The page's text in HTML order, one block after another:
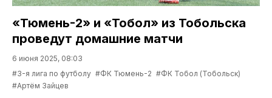
«Тюмень-2» и «Тобол» из Тобольска
проведут домашние матчи
6 июня 2025, 08:03
#3-я лига по футболу #ФК Тюмень-2 #ФК Тобол (Тобольск)
#Артём Зайцев